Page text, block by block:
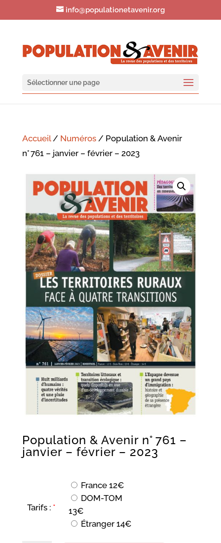
info@populationetavenir.org
Sélectionner une page
Accueil/ Numéros/ Population & Avenir
n° 761 – janvier – février – 2023
Population & Avenir n° 761 –
janvier – février – 2023
Tarifs : *
France 12€
DOM-TOM
13€
Étranger 14€